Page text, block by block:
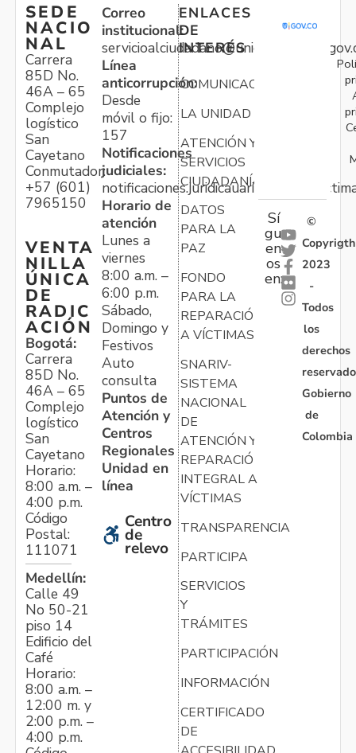
SEDE
NACIO
NAL
Carrera
85D No.
46A – 65
Complejo
logístico
San
Cayetano
Conmutador:
+57 (601)
7965150
VENTA
NILLA
ÚNICA
DE
RADIC
ACIÓN
Bogotá:
Carrera
85D No.
46A – 65
Complejo
logístico
San
Cayetano
Horario:
8:00 a.m. –
4:00 p.m.
Código
Postal:
111071
Medellín:
Calle 49
No 50-21
piso 14
Edificio del
Café
Horario:
8:00 a.m. –
12:00 m. y
2:00 p.m. –
4:00 p.m.
Correo
institucional:
Línea
anticorrupción:
Desde
móvil o fijo:
157
Notificaciones
judiciales:
Horario de
atención
Lunes a
viernes
8:00 a.m. –
6:00 p.m.
Sábado,
Domingo y
Festivos
Auto
consulta
Puntos de
Atención y
Centros
Regionales
Unidad en
línea
Centro
de
relevo
ENLACES
DE
INTERÉS
COMUNICACIONES
LA UNIDAD
ATENCIÓN Y
SERVICIOS
CIUDADANÍA
DATOS
PARA LA
PAZ
FONDO
PARA LA
REPARACIÓN
A VÍCTIMAS
SNARIV-
SISTEMA
NACIONAL
DE
ATENCIÓN Y
REPARACIÓN
INTEGRAL A
VÍCTIMAS
TRANSPARENCIA
PARTICIPA
SERVICIOS
Y
TRÁMITES
PARTICIPACIÓN
INFORMACIÓN
CERTIFICADO
DE
Sí
gu
en
os
en:
©
Copyrigth
2023
-
Todos
los
derechos
Gobierno
de
Colombia